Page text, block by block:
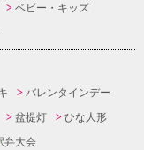
ベビー・キッズ
バレンタインデー
盆提灯
ひな人形
弁大会